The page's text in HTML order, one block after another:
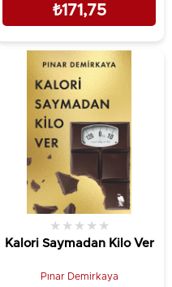
₺171,75
Kalori Saymadan Kilo Ver
★ ★ ★ ★ ★
Pınar Demirkaya